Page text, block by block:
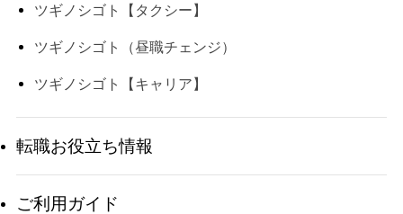
ツギノシゴト【タクシー】
ツギノシゴト（昼職チェンジ）
ツギノシゴト【キャリア】
転職お役立ち情報
ご利用ガイド